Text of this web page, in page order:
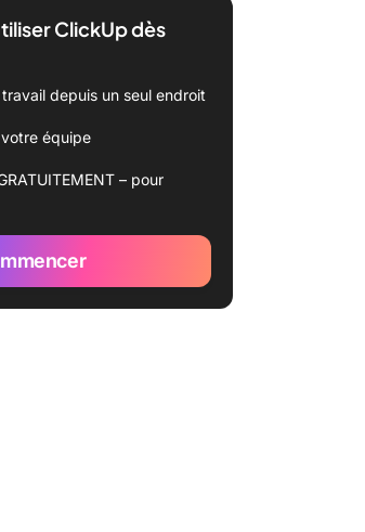
ClickUp dès
depuis un seul endroit
équipe
– pour